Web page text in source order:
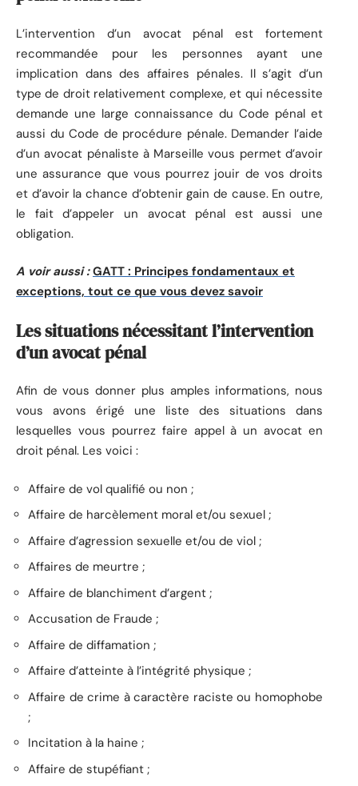
L’intervention d’un avocat pénal est fortement
recommandée pour les personnes ayant une
implication dans des affaires pénales. Il s’agit d’un
type de droit relativement complexe, et qui nécessite
demande une large connaissance du Code pénal et
aussi du Code de procédure pénale. Demander l’aide
d’un avocat pénaliste à Marseille vous permet d’avoir
une assurance que vous pourrez jouir de vos droits
et d’avoir la chance d’obtenir gain de cause. En outre,
le fait d’appeler un avocat pénal est aussi une
obligation.
A voir aussi : GATT : Principes fondamentaux et
exceptions, tout ce que vous devez savoir
Les situations nécessitant l’intervention
d’un avocat pénal
Afin de vous donner plus amples informations, nous
vous avons érigé une liste des situations dans
lesquelles vous pourrez faire appel à un avocat en
droit pénal. Les voici :
Affaire de vol qualifié ou non ;
Affaire de harcèlement moral et/ou sexuel ;
Affaire d’agression sexuelle et/ou de viol ;
Affaires de meurtre ;
Affaire de blanchiment d’argent ;
Accusation de Fraude ;
Affaire de diffamation ;
Affaire d’atteinte à l’intégrité physique ;
Affaire de crime à caractère raciste ou homophobe
;
Incitation à la haine ;
Affaire de stupéfiant ;